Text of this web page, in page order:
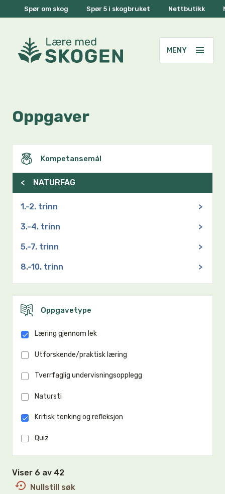
Spør om skog Spør 5 i skogbruket Nettbutikk
Oppgaver
Kompetansemål
< NATURFAG
1.-2. trinn >
3.-4. trinn >
5.-7. trinn >
8.-10. trinn >
Oppgavetype
Læring gjennom lek
Utforskende/praktisk læring
Tverrfaglig undervisningsopplegg
Natursti
Kritisk tenking og refleksjon
Quiz
Viser 6 av 42
Nullstill søk